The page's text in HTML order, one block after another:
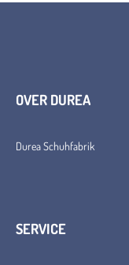
OVER DUREA
Durea Schuhfabrik
SERVICE